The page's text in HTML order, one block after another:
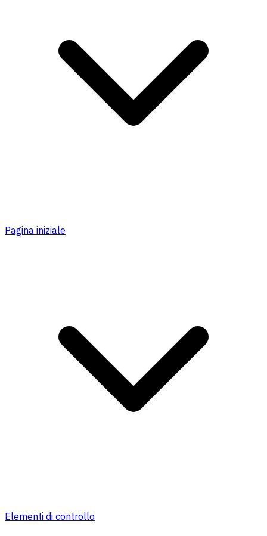
Pagina iniziale
Elementi di controllo